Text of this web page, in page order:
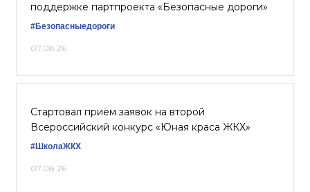
поддержке партпроекта «Безопасные дороги»
#Безопасныедороги
07.08.26
Стартовал приём заявок на второй
Всероссийский конкурс «Юная краса ЖКХ»
#ШколаЖКХ
07.08.26